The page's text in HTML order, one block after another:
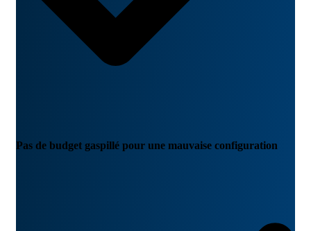
Pas de budget gaspillé pour une mauvaise configuration